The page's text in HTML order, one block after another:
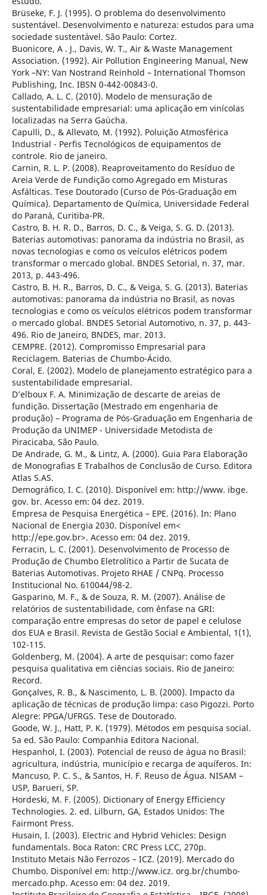
Brüseke, F. J. (1995). O problema do desenvolvimento
sustentável. Desenvolvimento e natureza: estudos para uma
sociedade sustentável. São Paulo: Cortez.
Buonicore, A . J., Davis, W. T., Air & Waste Management
Association. (1992). Air Pollution Engineering Manual, New
York –NY: Van Nostrand Reinhold – International Thomson
Publishing, Inc. IBSN 0-442-00843-0.
Callado, A. L. C. (2010). Modelo de mensuração de
sustentabilidade empresarial: uma aplicação em vinícolas
localizadas na Serra Gaúcha.
Capulli, D., & Allevato, M. (1992). Poluição Atmosférica
Industrial - Perfis Tecnológicos de equipamentos de
controle. Rio de janeiro.
Carnin, R. L. P. (2008). Reaproveitamento do Resíduo de
Areia Verde de Fundição como Agregado em Misturas
Asfálticas. Tese Doutorado (Curso de Pós-Graduação em
Química). Departamento de Química, Universidade Federal
do Paraná, Curitiba-PR.
Castro, B. H. R. D., Barros, D. C., & Veiga, S. G. D. (2013).
Baterias automotivas: panorama da indústria no Brasil, as
novas tecnologias e como os veículos elétricos podem
transformar o mercado global. BNDES Setorial, n. 37, mar.
2013, p. 443-496.
Castro, B. H. R., Barros, D. C., & Veiga, S. G. (2013). Baterias
automotivas: panorama da indústria no Brasil, as novas
tecnologias e como os veículos elétricos podem transformar
o mercado global. BNDES Setorial Automotivo, n. 37, p. 443-
496. Rio de Janeiro, BNDES, mar. 2013.
CEMPRE. (2012). Compromisso Empresarial para
Reciclagem. Baterias de Chumbo-Ácido.
Coral, E. (2002). Modelo de planejamento estratégico para a
sustentabilidade empresarial.
D’elboux F. A. Minimização de descarte de areias de
fundição. Dissertação (Mestrado em engenharia de
produção) – Programa de Pós-Graduação em Engenharia de
Produção da UNIMEP - Universidade Metodista de
Piracicaba, São Paulo.
De Andrade, G. M., & Lintz, A. (2000). Guia Para Elaboração
de Monografias E Trabalhos de Conclusão de Curso. Editora
Atlas S.AS.
Demográfico, I. C. (2010). Disponível em: http://www. ibge.
gov. br. Acesso em: 04 dez. 2019.
Empresa de Pesquisa Energética – EPE. (2016). In: Plano
Nacional de Energia 2030. Disponível em<
http://epe.gov.br>. Acesso em: 04 dez. 2019.
Ferracin, L. C. (2001). Desenvolvimento de Processo de
Produção de Chumbo Eletrolítico a Partir de Sucata de
Baterias Automotivas. Projeto RHAE / CNPq. Processo
Institucional No. 610044/98-2.
Gasparino, M. F., & de Souza, R. M. (2007). Análise de
relatórios de sustentabilidade, com ênfase na GRI:
comparação entre empresas do setor de papel e celulose
dos EUA e Brasil. Revista de Gestão Social e Ambiental, 1(1),
102-115.
Goldenberg, M. (2004). A arte de pesquisar: como fazer
pesquisa qualitativa em ciências sociais. Rio de Janeiro:
Record.
Gonçalves, R. B., & Nascimento, L. B. (2000). Impacto da
aplicação de técnicas de produção limpa: caso Pigozzi. Porto
Alegre: PPGA/UFRGS. Tese de Doutorado.
Goode, W. J., Hatt, P. K. (1979). Métodos em pesquisa social.
5a ed. São Paulo: Companhia Editora Nacional.
Hespanhol, I. (2003). Potencial de reuso de água no Brasil:
agricultura, indústria, município e recarga de aquíferos. In:
Mancuso, P. C. S., & Santos, H. F. Reuso de Água. NISAM –
USP, Barueri, SP.
Hordeski, M. F. (2005). Dictionary of Energy Efficiency
Technologies. 2. ed. Lilburn, GA, Estados Unidos: The
Fairmont Press.
Husain, I. (2003). Electric and Hybrid Vehicles: Design
fundamentals. Boca Raton: CRC Press LCC, 270p.
Instituto Metais Não Ferrozos – ICZ. (2019). Mercado do
Chumbo. Disponível em: http://www.icz. org.br/chumbo-
mercado.php. Acesso em: 04 dez. 2019.